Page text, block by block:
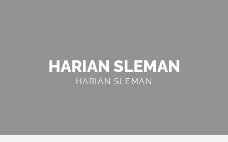
HARIAN SLEMAN
HARIAN SLEMAN